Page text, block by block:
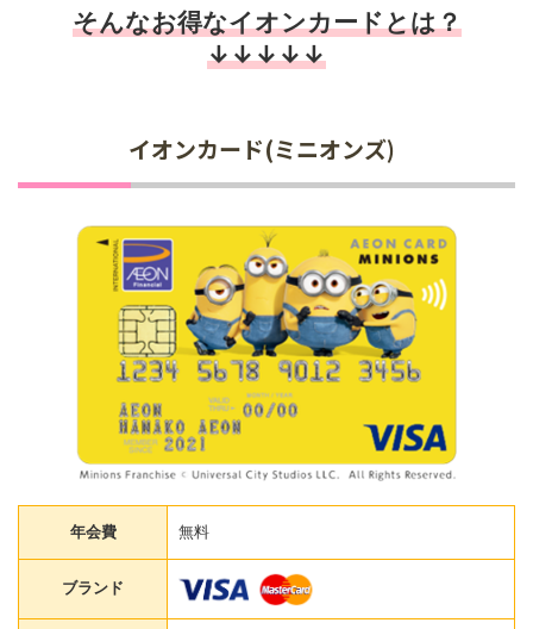
そんなお得なイオンカードとは？
↓↓↓↓↓
イオンカード(ミニオンズ)
年会費 無料
ブランド